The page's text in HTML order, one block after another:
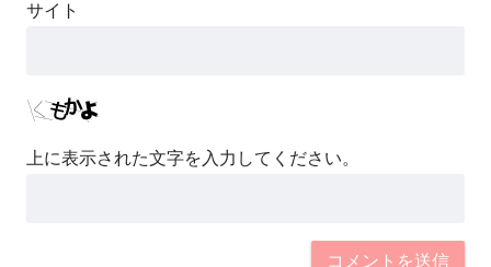
サイト
上に表示された文字を入力してください。